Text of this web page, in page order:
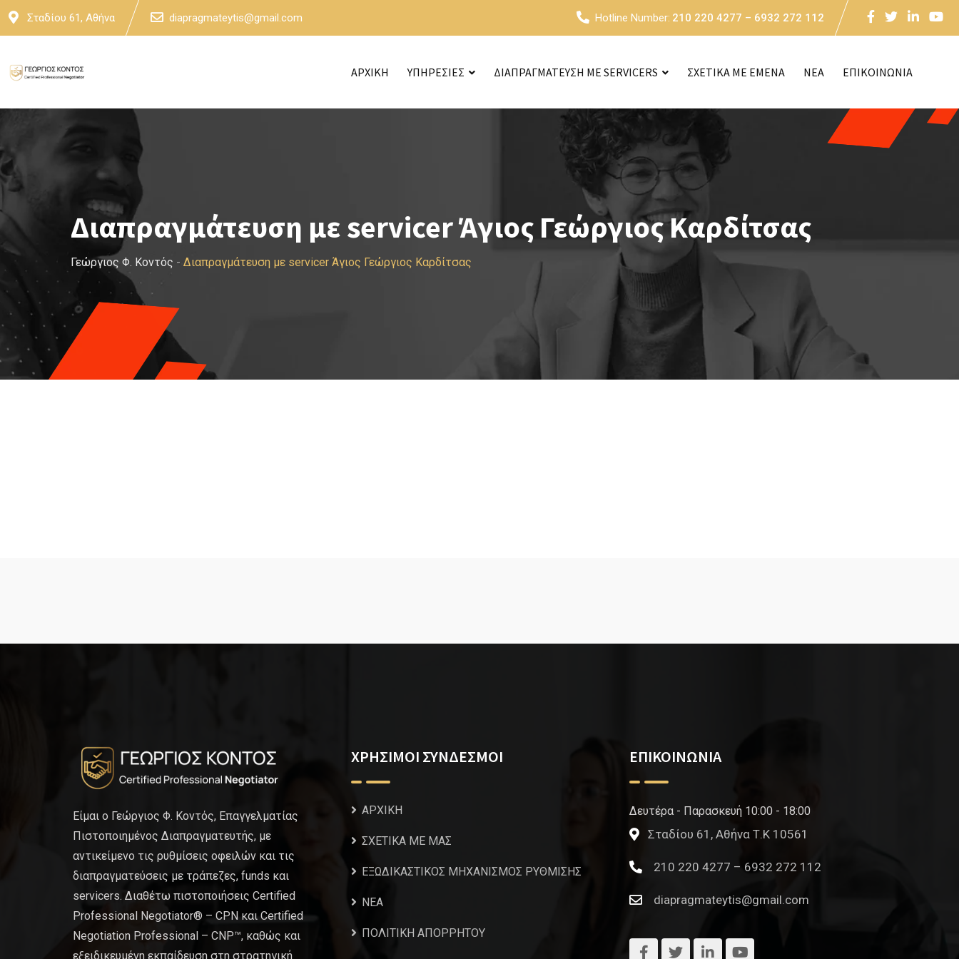
Skip
Σταδίου 61, Αθήνα diapragmateytis@gmail.com Hotline Number: 210 220 4277 – 6932 272 112
ΑΡΧΙΚΗ ΥΠΗΡΕΣΙΕΣ ΔΙΑΠΡΑΓΜΑΤΕΥΣΗ ΜΕ SERVICERS ΣΧΕΤΙΚΑ ΜΕ ΕΜΕΝΑ NEA ΕΠΙΚΟΙΝΩΝΙΑ
Διαπραγμάτευση με servicer Άγιος Γεώργιος Καρδίτσας
Γεώργιος Φ. Κοντός - Διαπραγμάτευση με servicer Άγιος Γεώργιος Καρδίτσας
Είμαι ο Γεώργιος Φ. Κοντός, Επαγγελματίας
Πιστοποιημένος Διαπραγματευτής, με
αντικείμενο τις ρυθμίσεις οφειλών και τις
διαπραγματεύσεις με τράπεζες, funds και
servicers. Διαθέτω πιστοποιήσεις Certified
Professional Negotiator® – CPN και Certified
Negotiation Professional – CNP™, καθώς και
εξειδικευμένη εκπαίδευση στη στρατηγική
ΧΡΗΣΙΜΟΙ ΣΥΝΔΕΣΜΟΙ
ΑΡΧΙΚΗ
ΣΧΕΤΙΚΑ ΜΕ ΜΑΣ
ΕΞΩΔΙΚΑΣΤΙΚΟΣ ΜΗΧΑΝΙΣΜΟΣ ΡΥΘΜΙΣΗΣ
NEA
ΠΟΛΙΤΙΚΗ ΑΠΟΡΡΗΤΟΥ
ΕΠΙΚΟΙΝΩΝΙΑ
Δευτέρα - Παρασκευή 10:00 - 18:00
Σταδίου 61, Αθήνα Τ.Κ 10561
210 220 4277 – 6932 272 112
diapragmateytis@gmail.com